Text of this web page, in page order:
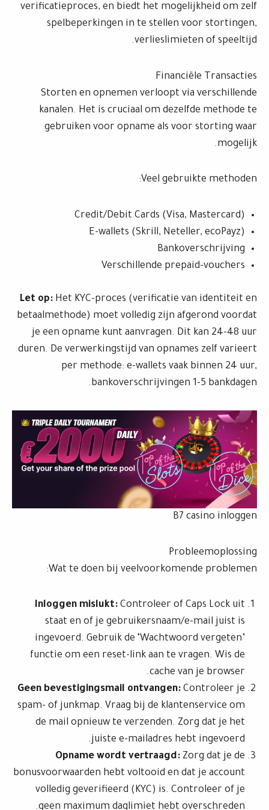
verificatieproces, en biedt het mogelijkheid om zelf
spelbeperkingen in te stellen voor stortingen,
verlieslimieten of speeltijd.
Financiële Transacties
Storten en opnemen verloopt via verschillende
kanalen. Het is cruciaal om dezelfde methode te
gebruiken voor opname als voor storting waar
mogelijk.
Veel gebruikte methoden:
Credit/Debit Cards (Visa, Mastercard)
E-wallets (Skrill, Neteller, ecoPayz)
Bankoverschrijving
Verschillende prepaid-vouchers
Let op: Het KYC-proces (verificatie van identiteit en
betaalmethode) moet volledig zijn afgerond voordat
je een opname kunt aanvragen. Dit kan 24-48 uur
duren. De verwerkingstijd van opnames zelf varieert
per methode: e-wallets vaak binnen 24 uur,
bankoverschrijvingen 1-5 bankdagen.
B7 casino inloggen
Probleemoplossing
Wat te doen bij veelvoorkomende problemen:
Inloggen mislukt: Controleer of Caps Lock uit
staat en of je gebruikersnaam/e-mail juist is
ingevoerd. Gebruik de ‘Wachtwoord vergeten’
functie om een reset-link aan te vragen. Wis de
cache van je browser.
Geen bevestigingsmail ontvangen: Controleer je
spam- of junkmap. Vraag bij de klantenservice om
de mail opnieuw te verzenden. Zorg dat je het
juiste e-mailadres hebt ingevoerd.
Opname wordt vertraagd: Zorg dat je de
bonusvoorwaarden hebt voltooid en dat je account
volledig geverifieerd (KYC) is. Controleer of je
geen maximum daglimiet hebt overschreden.